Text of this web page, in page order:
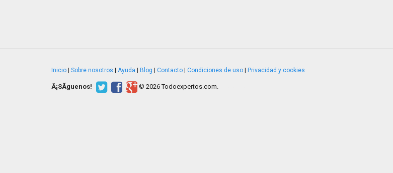
Inicio Sobre nosotros Ayuda Blog Contacto Condiciones de uso Privacidad y cookies
Â¡SÃ­guenos! © 2026 Todoexpertos.com.